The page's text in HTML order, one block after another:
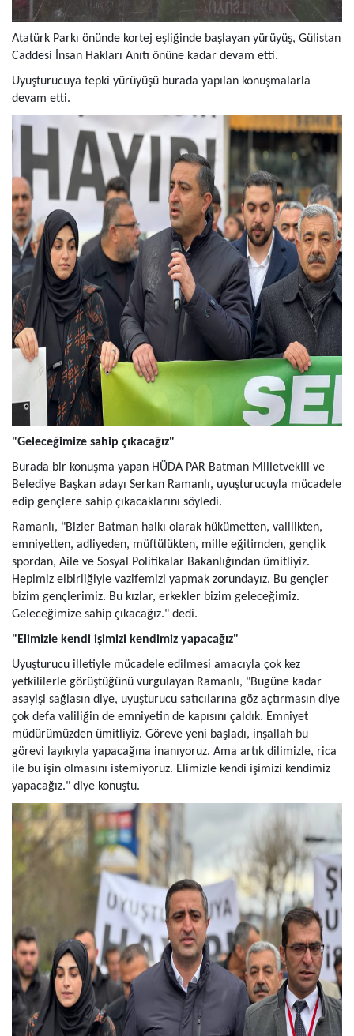
Atatürk Parkı önünde kortej eşliğinde başlayan yürüyüş, Gülistan
Caddesi İnsan Hakları Anıtı önüne kadar devam etti.
Uyuşturucuya tepki yürüyüşü burada yapılan konuşmalarla
devam etti.
"Geleceğimize sahip çıkacağız"
Burada bir konuşma yapan HÜDA PAR Batman Milletvekili ve
Belediye Başkan adayı Serkan Ramanlı, uyuşturucuyla mücadele
edip gençlere sahip çıkacaklarını söyledi.
Ramanlı, "Bizler Batman halkı olarak hükümetten, valilikten,
emniyetten, adliyeden, müftülükten, mille eğitimden, gençlik
spordan, Aile ve Sosyal Politikalar Bakanlığından ümitliyiz.
Hepimiz elbirliğiyle vazifemizi yapmak zorundayız. Bu gençler
bizim gençlerimiz. Bu kızlar, erkekler bizim geleceğimiz.
Geleceğimize sahip çıkacağız." dedi.
"Elimizle kendi işimizi kendimiz yapacağız"
Uyuşturucu illetiyle mücadele edilmesi amacıyla çok kez
yetkililerle görüştüğünü vurgulayan Ramanlı, "Bugüne kadar
asayişi sağlasın diye, uyuşturucu satıcılarına göz açtırmasın diye
çok defa valiliğin de emniyetin de kapısını çaldık. Emniyet
müdürümüzden ümitliyiz. Göreve yeni başladı, inşallah bu
görevi layıkıyla yapacağına inanıyoruz. Ama artık dilimizle, rica
ile bu işin olmasını istemiyoruz. Elimizle kendi işimizi kendimiz
yapacağız." diye konuştu.